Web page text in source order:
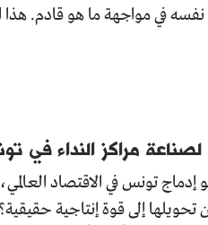
نفسه في مواجهة ما هو قادم.
مراكز النداء في
تونس في الاقتصاد
إلى قوة إنتاجية حقيقية؟